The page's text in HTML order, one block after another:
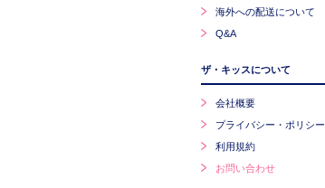
海外への配送について
Q&A
ザ・キッスについて
会社概要
プライバシー・ポリシー
利用規約
お問い合わせ